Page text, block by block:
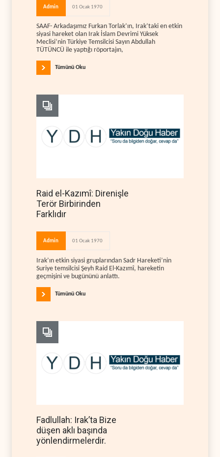
Admin 01 Ocak 1970
SAAF- Arkadaşımız Furkan Torlak’ın, Irak’taki en etkin
siyasi hareket olan Irak İslam Devrimi Yüksek
Meclisi’nin Türkiye Temsilcisi Sayın Abdullah
TÜTÜNCÜ ile yaptığı röportajın,
Tümünü Oku
Raid el-Kazımî: Direnişle
Terör Birbirinden
Farklıdır
Admin 01 Ocak 1970
Irak’ın etkin siyasi gruplarından Sadr Hareketi’nin
Suriye temsilcisi Şeyh Raid El-Kazımî, hareketin
geçmişini ve bugününü anlattı.
Tümünü Oku
Fadlullah: Irak’ta Bize
düşen aklı başında
yönlendirmelerdir.